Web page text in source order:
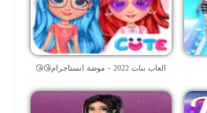
العاب بنات 2022 – موضة انستاجرام😘😘